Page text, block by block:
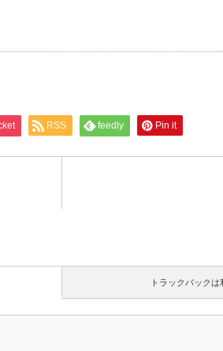
RSS feedly Pin it
トラックバックは